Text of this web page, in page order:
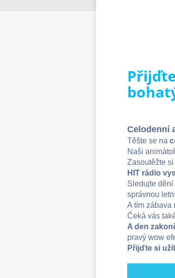
Celodenní
Těšte se na
Naši
Zasoutěžte
HIT rádio
Sledujte dění
správnou
A tím zábava
Čeká vás
A den
pravý wow
Přijďte si